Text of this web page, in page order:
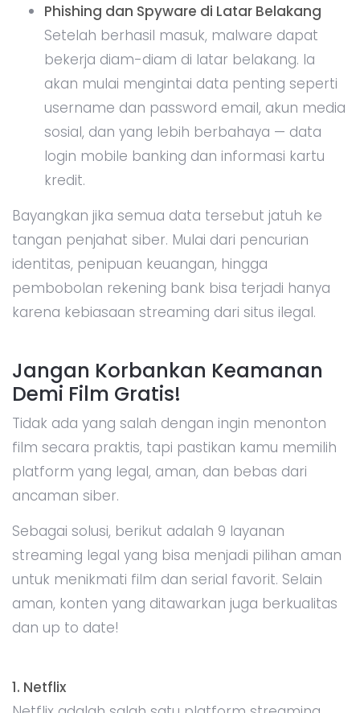
Phishing dan Spyware di Latar Belakang
Setelah berhasil masuk, malware dapat
bekerja diam-diam di latar belakang. Ia
akan mulai mengintai data penting seperti
username dan password email, akun media
sosial, dan yang lebih berbahaya — data
login mobile banking dan informasi kartu
kredit.
Bayangkan jika semua data tersebut jatuh ke
tangan penjahat siber. Mulai dari pencurian
identitas, penipuan keuangan, hingga
pembobolan rekening bank bisa terjadi hanya
karena kebiasaan streaming dari situs ilegal.
Jangan Korbankan Keamanan
Demi Film Gratis!
Tidak ada yang salah dengan ingin menonton
film secara praktis, tapi pastikan kamu memilih
platform yang legal, aman, dan bebas dari
ancaman siber.
Sebagai solusi, berikut adalah 9 layanan
streaming legal yang bisa menjadi pilihan aman
untuk menikmati film dan serial favorit. Selain
aman, konten yang ditawarkan juga berkualitas
dan up to date!
1. Netflix